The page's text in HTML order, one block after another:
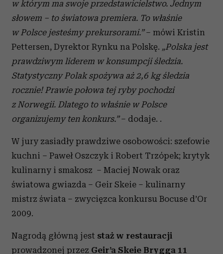
w którym ma swoje przedstawicielstwo. Jednym
słowem – to światowa premiera. To właśnie
w Polsce jesteśmy prekursorami.”– mówi Kristin
Pettersen, Dyrektor Rynku na Polskę. „Polska jest
prawdziwym liderem w konsumpcji śledzia.
Statystyczny Polak spożywa aż 2,6 kg śledzia
rocznie! Prawie połowa tej ryby pochodzi
z Norwegii. Dlatego to właśnie w Polsce
organizujemy ten konkurs.”– dodaje. .
W jury zasiadły prawdziwe osobowości: szefowie
kuchni – Paweł Oszczyk i Robert Trzópek; krytyk
kulinarny i smakosz – Maciej Nowak oraz
światowa gwiazda – Geir Skeie – kulinarny
mistrz świata – zwycięzca konkursu Bocuse d’Or
2009.
Nagrodą główną jest staż w restauracji
prowadzonej przez Geir’a Skeie Brygga 11